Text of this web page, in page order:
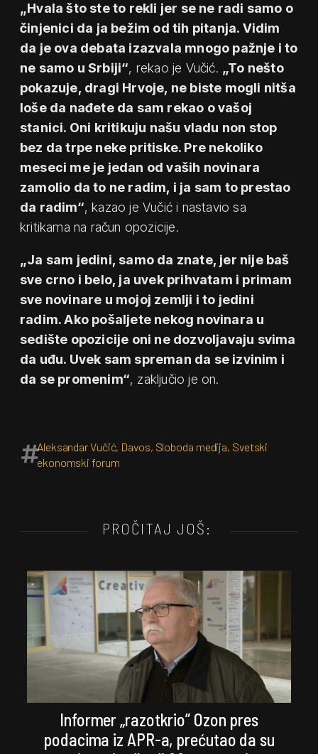
„Hvala što ste to rekli jer se ne radi samo o
činjenici da ja bežim od tih pitanja. Vidim
da je ova debata izazvala mnogo pažnje i to
ne samo u Srbiji“, rekao je Vučić. „To nešto
pokazuje, dragi Hrvoje, ne biste mogli nitša
loše da nađete da sam rekao o vašoj
stanici. Oni kritikuju našu vladu non stop
bez da trpe neke pritiske. Pre nekoliko
meseci me je jedan od vaših novinara
zamolio da to ne radim, i ja sam to prestao
da radim“, kazao je Vučić i nastavio sa
kritikama na račun opozicije.
„Ja sam jedini, samo da znate, jer nije baš
sve crno i belo, ja uvek prihvatam i primam
sve novinare u mojoj zemlji i to jedini
radim. Ako pošaljete nekog novinara u
sedište opozicije oni ne dozvoljavaju svima
da uđu. Uvek sam spreman da se izvinim i
da se promenim“, zaključio je on.
Aleksandar Vučić, Davos, Sloboda medija, Svetski
ekonomski forum
PROČITAJ JOŠ:
Informer „razotkrio” Ozon pres
podacima iz APR-a, prećutao da su